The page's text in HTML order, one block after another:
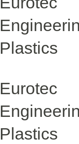
Plastics
Eurotec
Plastics